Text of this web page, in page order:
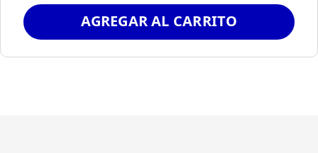
AGREGAR AL CARRITO